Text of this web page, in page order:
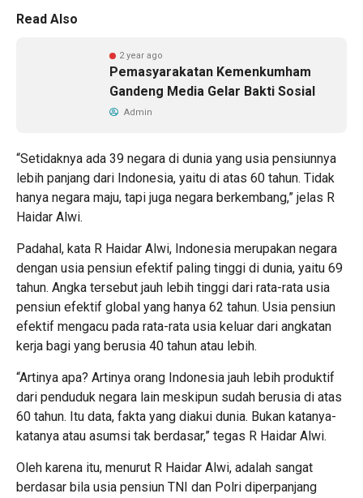
Read Also
2 year ago
Pemasyarakatan Kemenkumham
Gandeng Media Gelar Bakti Sosial
Admin
“Setidaknya ada 39 negara di dunia yang usia pensiunnya
lebih panjang dari Indonesia, yaitu di atas 60 tahun. Tidak
hanya negara maju, tapi juga negara berkembang,” jelas R
Haidar Alwi.
Padahal, kata R Haidar Alwi, Indonesia merupakan negara
dengan usia pensiun efektif paling tinggi di dunia, yaitu 69
tahun. Angka tersebut jauh lebih tinggi dari rata-rata usia
pensiun efektif global yang hanya 62 tahun. Usia pensiun
efektif mengacu pada rata-rata usia keluar dari angkatan
kerja bagi yang berusia 40 tahun atau lebih.
“Artinya apa? Artinya orang Indonesia jauh lebih produktif
dari penduduk negara lain meskipun sudah berusia di atas
60 tahun. Itu data, fakta yang diakui dunia. Bukan katanya-
katanya atau asumsi tak berdasar,” tegas R Haidar Alwi.
Oleh karena itu, menurut R Haidar Alwi, adalah sangat
berdasar bila usia pensiun TNI dan Polri diperpanjang